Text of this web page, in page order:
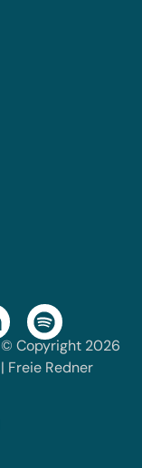
© Copyright 2026
| Freie Redner